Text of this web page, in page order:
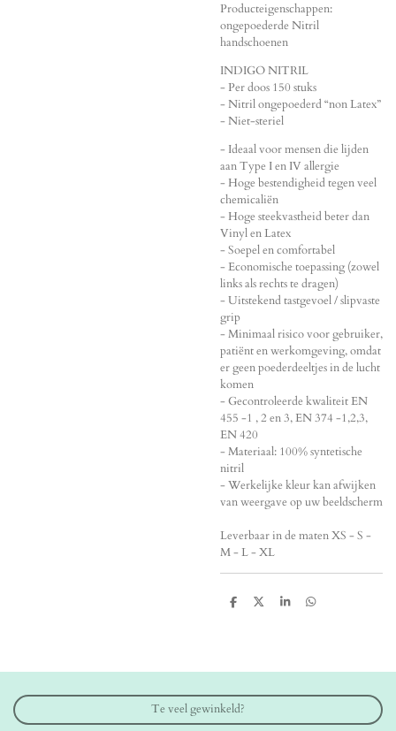
Producteigenschappen:
ongepoederde Nitril
handschoenen
INDIGO NITRIL
- Per doos 150 stuks
- Nitril ongepoederd “non Latex”
- Niet-steriel
- Ideaal voor mensen die lijden
aan Type I en IV allergie
- Hoge bestendigheid tegen veel
chemicaliën
- Hoge steekvastheid beter dan
Vinyl en Latex
- Soepel en comfortabel
- Economische toepassing (zowel
links als rechts te dragen)
- Uitstekend tastgevoel / slipvaste
grip
- Minimaal risico voor gebruiker,
patiënt en werkomgeving, omdat
er geen poederdeeltjes in de lucht
komen
- Gecontroleerde kwaliteit EN
455 -1 , 2 en 3, EN 374 -1,2,3,
EN 420
- Materiaal: 100% syntetische
nitril
- Werkelijke kleur kan afwijken
van weergave op uw beeldscherm
Leverbaar in de maten XS - S -
M - L - XL
D
D
S
D
Te veel gewinkeld?